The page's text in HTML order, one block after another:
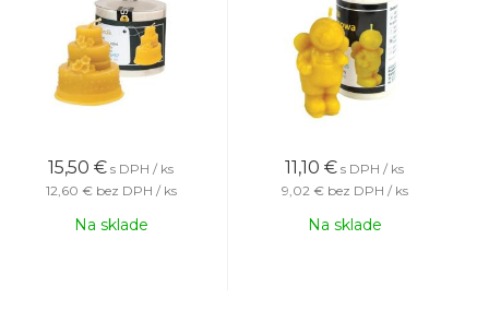
15,50 € s DPH / ks
12,60 € bez DPH / ks
Na sklade
11,10 € s DPH / ks
9,02 € bez DPH / ks
Na sklade